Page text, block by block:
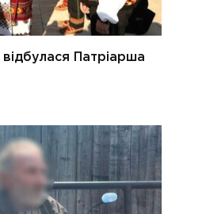
відбулася Патріарша